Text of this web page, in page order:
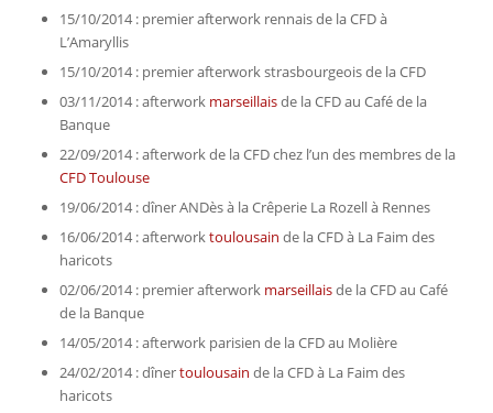
15/10/2014 : premier afterwork rennais de la CFD à
L’Amaryllis
15/10/2014 : premier afterwork strasbourgeois de la CFD
03/11/2014 : afterwork marseillaisde la CFD au Café de la
Banque
22/09/2014 : afterwork de la CFD chez l’un des membres de la
CFD Toulouse
19/06/2014 : dîner ANDès à la Crêperie La Rozell à Rennes
16/06/2014 : afterworktoulousain de la CFD à La Faim des
haricots
02/06/2014 : premier afterwork marseillaisde la CFD au Café
de la Banque
14/05/2014 : afterwork parisien de la CFD au Molière
24/02/2014 : dînertoulousain de la CFD à La Faim des
haricots